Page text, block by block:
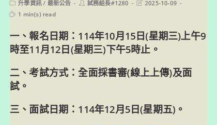
Post
category:
升學資訊/ 最新公告
Post試務組長#1280
Post2025-10-09
Reading
1 min(s) read
一、報名日期：114年10月15日(星期三)上午9
時至11月12日(星期三)下午5時止。
二、考試方式：全面採書審(線上上傳)及面
試。
三、面試日期：114年12月5日(星期五)。